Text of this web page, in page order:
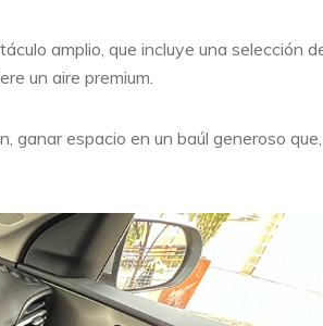
amplio, que incluye una selección
un aire premium.
ganar espacio en un baúl generoso